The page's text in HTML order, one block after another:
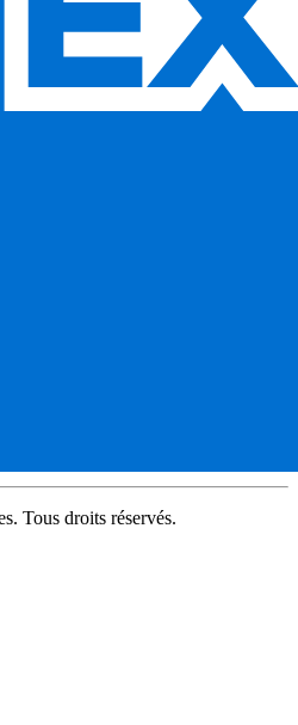
Tous droits réservés.